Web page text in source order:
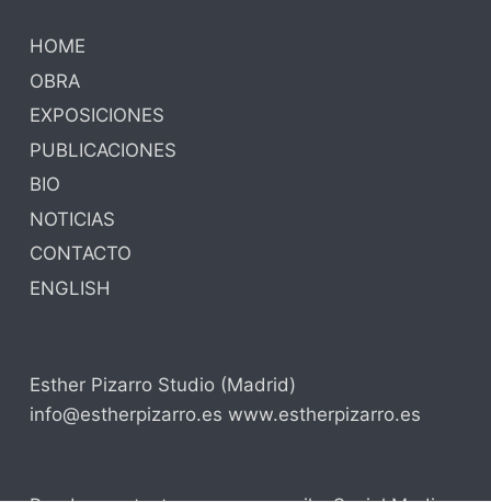
HOME
OBRA
EXPOSICIONES
PUBLICACIONES
BIO
NOTICIAS
CONTACTO
ENGLISH
Esther Pizarro Studio (Madrid)
info@estherpizarro.es www.estherpizarro.es